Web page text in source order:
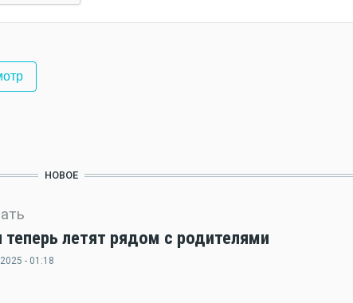
НОВОЕ
теперь летят рядом с родителями
- 01:18